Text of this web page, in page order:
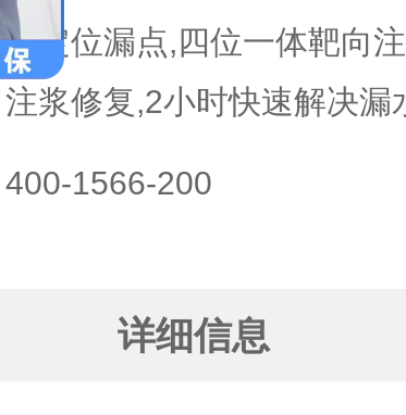
准定位漏点,四位一体靶向
注浆修复,2小时快速解决漏
400-1566-200
详细信息